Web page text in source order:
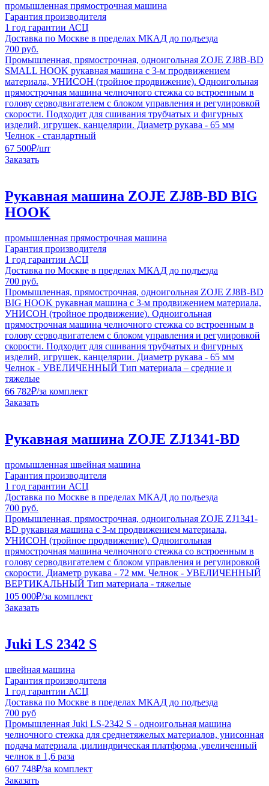
промышленная прямострочная машина
Гарантия производителя
1 год гарантии АСЦ
Доставка по Москве в пределах МКАД до подъезда
700 руб.
Промышленная, прямострочная, одноигольная ZOJE ZJ8B-BD
SMALL HOOK рукавная машина с 3-м продвижением
материала, УНИСОН (тройное продвижение). Одноигольная
прямострочная машина челночного стежка со встроенным в
голову серводвигателем с блоком управления и регулировкой
скорости. Подходит для сшивания трубчатых и фигурных
изделий, игрушек, канцелярии. Диаметр рукава - 65 мм
Челнок - стандартный
67 500₽/шт
Заказать
Рукавная машина ZOJE ZJ8B-BD BIG
HOOK
промышленная прямострочная машина
Гарантия производителя
1 год гарантии АСЦ
Доставка по Москве в пределах МКАД до подъезда
700 руб.
Промышленная, прямострочная, одноигольная ZOJE ZJ8B-BD
BIG HOOK рукавная машина с 3-м продвижением материала,
УНИСОН (тройное продвижение). Одноигольная
прямострочная машина челночного стежка со встроенным в
голову серводвигателем с блоком управления и регулировкой
скорости. Подходит для сшивания трубчатых и фигурных
изделий, игрушек, канцелярии. Диаметр рукава - 65 мм
Челнок - УВЕЛИЧЕННЫЙ Тип материала – средние и
тяжелые
66 782₽/за комплект
Заказать
Рукавная машина ZOJE ZJ1341-BD
промышленная швейная машина
Гарантия производителя
1 год гарантии АСЦ
Доставка по Москве в пределах МКАД до подъезда
700 руб.
Промышленная, прямострочная, одноигольная ZOJE ZJ1341-
BD рукавная машина с 3-м продвижением материала,
УНИСОН (тройное продвижение). Одноигольная
прямострочная машина челночного стежка со встроенным в
голову серводвигателем с блоком управления и регулировкой
скорости. Диаметр рукава - 72 мм. Челнок - УВЕЛИЧЕННЫЙ
ВЕРТИКАЛЬНЫЙ Тип материала - тяжелые
105 000₽/за комплект
Заказать
Juki LS 2342 S
швейная машина
Гарантия производителя
1 год гарантии АСЦ
Доставка по Москве в пределах МКАД до подъезда
700 руб
Промышленная Juki LS-2342 S - одноигольная машина
челночного стежка для среднетяжелых материалов, унисонная
подача материала ,цилиндрическая платформа ,увеличенный
челнок в 1,6 раза
607 748₽/за комплект
Заказать